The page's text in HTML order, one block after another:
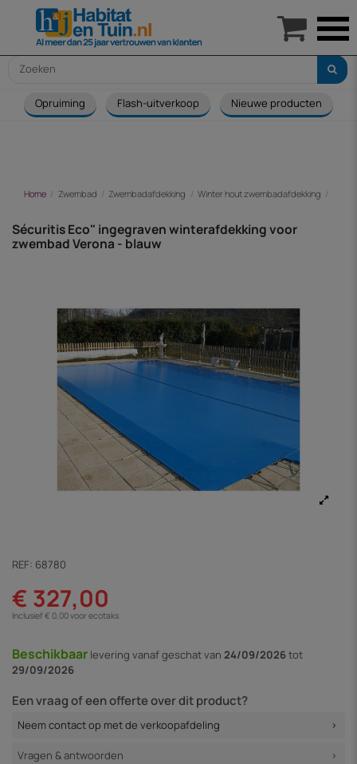
Opruiming Flash-uitverkoop Nieuwe producten
Home Zwembad Zwembadafdekking Winter hout zwembadafdekking
Sécuritis Eco" ingegraven winterafdekking voor
zwembad Verona - blauw
REF: 68780
€ 327,00
Inclusief € 0,00 voor ecotaks
Beschikbaar levering vanafgeschat van 24/09/2026tot
29/09/2026
Een vraag of een offerte over dit product?
Neem contact op met de verkoopafdeling
Vragen & antwoorden
